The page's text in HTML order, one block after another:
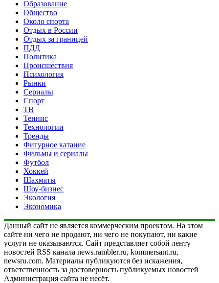
Образование
Общество
Около спорта
Отдых в России
Отдых за границей
ПДД
Политика
Происшествия
Психология
Рынки
Сериалы
Спорт
ТВ
Теннис
Технологии
Тренды
Фигурное катание
Фильмы и сериалы
Футбол
Хоккей
Шахматы
Шоу-бизнес
Экология
Экономика
Данный сайт не является коммерческим проектом. На этом
сайте ни чего не продают, ни чего не покупают, ни какие
услуги не оказываются. Сайт представляет собой ленту
новостей RSS канала news.rambler.ru, kommersant.ru,
newsru.com. Материалы публикуются без искажения,
ответственность за достоверность публикуемых новостей
Администрация сайта не несёт.